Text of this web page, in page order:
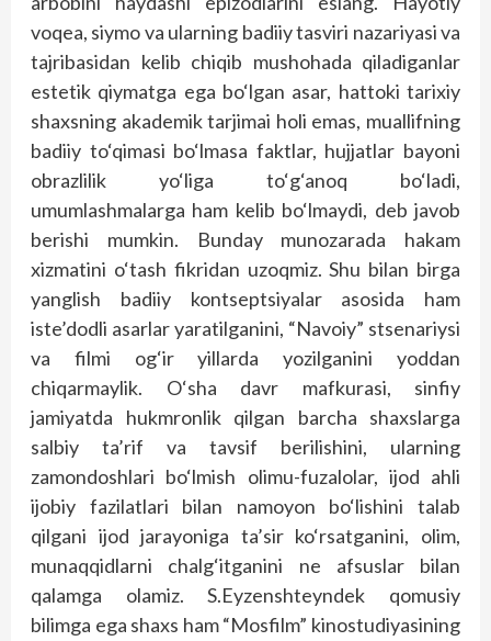
voqea, siymo va ularning badiiy tasviri nazariyasi va
tajribasidan kelib chiqib mushohada qiladiganlar
estetik qiymatga ega bo‘lgan asar, hattoki tarixiy
shaxsning akademik tarjimai holi emas, muallifning
badiiy to‘qimasi bo‘lmasa faktlar, hujjatlar bayoni
obrazlilik yo‘liga to‘g‘anoq bo‘ladi,
umumlashmalarga ham kelib bo‘lmaydi, deb javob
berishi mumkin. Bunday munozarada hakam
xizmatini o‘tash fikridan uzoqmiz. Shu bilan birga
yanglish badiiy kontseptsiyalar asosida ham
iste’dodli asarlar yaratilganini, “Navoiy” stsenariysi
va filmi og‘ir yillarda yozilganini yoddan
chiqarmaylik. O‘sha davr mafkurasi, sinfiy
jamiyatda hukmronlik qilgan barcha shaxslarga
salbiy ta’rif va tavsif berilishini, ularning
zamondoshlari bo‘lmish olimu-fuzalolar, ijod ahli
ijobiy fazilatlari bilan namoyon bo‘lishini talab
qilgani ijod jarayoniga ta’sir ko‘rsatganini, olim,
munaqqidlarni chalg‘itganini ne afsuslar bilan
qalamga olamiz. S.Eyzenshteyndek qomusiy
bilimga ega shaxs ham “Mosfilm” kinostudiyasining